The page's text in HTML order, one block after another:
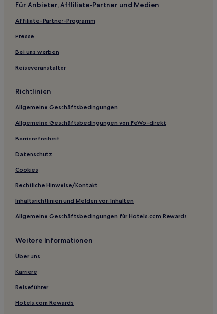
Castiglione del Bosco Hotels
B&B in Grosseto
Gasthäuser in Siena
Familien in Castagneto Carducci
Haustierfreundliche in Castagneto Carducci
Carducci
Hotels mit Parkplatz in Monterotondo Marittimo
Lgbtqia-Freundliche in Montalcino
Haustierfreundliche in Montalcino
Lgbtqia-Freundliche in Suvereto
Für Anbieter, Affliliate-Partner und Medien
Affiliate-Partner-Programm
Presse
Bei uns werben
Reiseveranstalter
Richtlinien
Allgemeine Geschäftsbedingungen
Allgemeine Geschäftsbedingungen von FeWo-direkt
Barrierefreiheit
Datenschutz
Cookies
Rechtliche Hinweise/Kontakt
Inhaltsrichtlinien und Melden von Inhalten
Allgemeine Geschäftsbedingungen für Hotels.com Rewards
Weitere Informationen
Über uns
Karriere
Reiseführer
Hotels.com Rewards